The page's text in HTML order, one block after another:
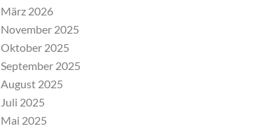
März 2026
November 2025
Oktober 2025
September 2025
August 2025
Juli 2025
Mai 2025